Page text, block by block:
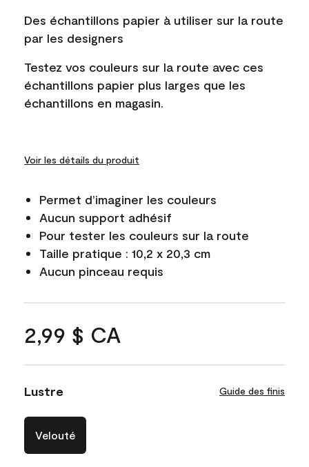
Des échantillons papier à utiliser sur la route
par les designers
Testez vos couleurs sur la route avec ces
échantillons papier plus larges que les
échantillons en magasin.
Voir les détails du produit
Permet d’imaginer les couleurs
Aucun support adhésif
Pour tester les couleurs sur la route
Taille pratique : 10,2 x 20,3 cm
Aucun pinceau requis
2,99 $ CA
Lustre Guide des finis
Velouté